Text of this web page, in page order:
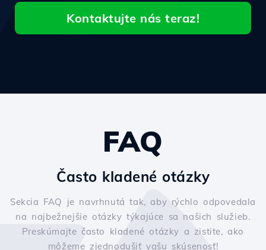
Kontaktujte nás teraz!
FAQ
Často kladené otázky
Sekcia FAQ je navrhnutá tak, aby rýchlo odpovedala
na najbežnejšie otázky týkajúce sa našich služieb.
Preskúmajte často kladené otázky a zistite, ako
môžeme zjednodušiť vašu skúsenosť!